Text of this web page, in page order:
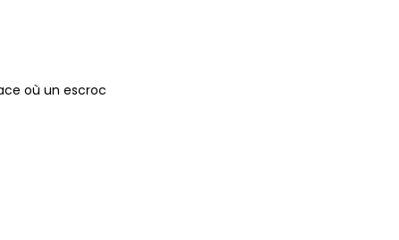
où un escroc